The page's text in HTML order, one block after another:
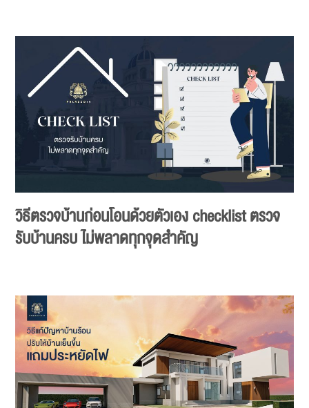
วิธีตรวจบ้านก่อนโอนด้วยตัวเอง checklist ตรวจ
รับบ้านครบ ไม่พลาดทุกจุดสำคัญ